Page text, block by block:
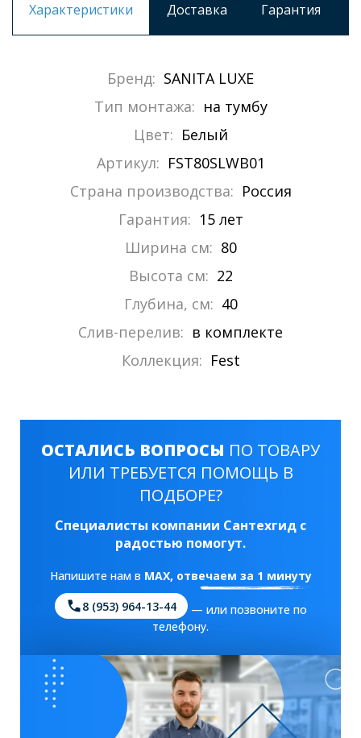
Характеристики Доставка Гарантия
Бренд: SANITA LUXE
Тип монтажа: на тумбу
Цвет: Белый
Артикул: FST80SLWB01
Страна производства: Россия
Гарантия: 15 лет
Ширина см: 80
Высота см: 22
Глубина, см: 40
Слив-перелив: в комплекте
Коллекция: Fest
ОСТАЛИСЬ ВОПРОСЫ ПО ТОВАРУ
ИЛИ ТРЕБУЕТСЯ ПОМОЩЬ В
ПОДБОРЕ?
Специалисты компании Сантехгид с
радостью помогут.
Напишите нам в MAX, отвечаем за 1 минуту
8 (953) 964-13-44
— или позвоните по
телефону.